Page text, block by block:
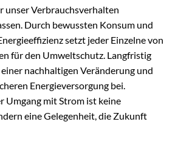
unser Verbrauchsverhalten
Durch bewussten Konsum und
setzt jeder Einzelne von
für den Umweltschutz. Langfristig
nachhaltigen Veränderung und
Energieversorgung bei.
mit Strom ist keine
eine Gelegenheit, die Zukunft